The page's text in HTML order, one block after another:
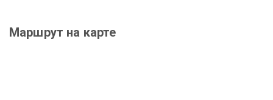
Маршрут на карте